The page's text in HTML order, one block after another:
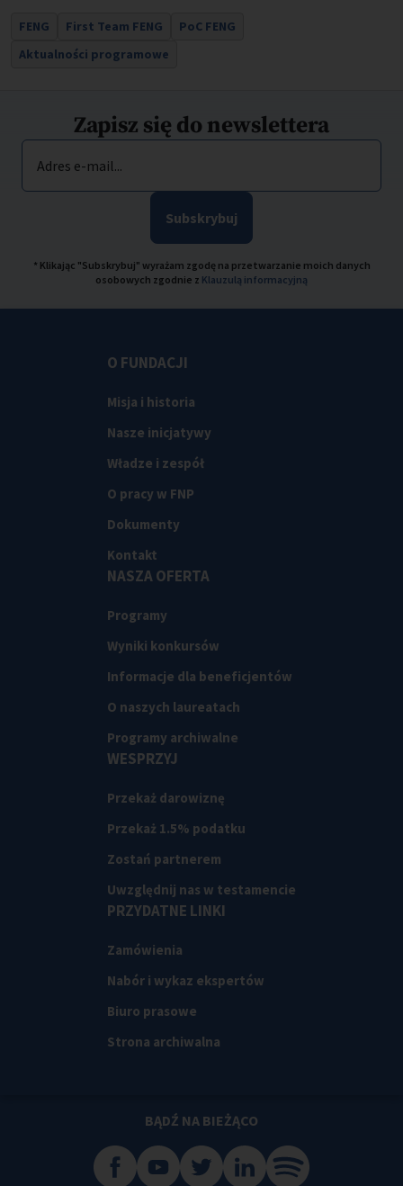
FENG First Team FENG
PoC FENG
Aktualności programowe
Zapisz się do newslettera
Adres e-mail...
Subskrybuj
* Klikając "Subskrybuj" wyrażam zgodę na przetwarzanie moich danych
osobowych zgodnie z Klauzulą informacyjną
O FUNDACJI
Misja i historia
Nasze inicjatywy
Władze i zespół
O pracy w FNP
Dokumenty
Kontakt
NASZA OFERTA
Programy
Wyniki konkursów
Informacje dla beneficjentów
O naszych laureatach
Programy archiwalne
WESPRZYJ
Przekaż darowiznę
Przekaż 1.5% podatku
Zostań partnerem
Uwzględnij nas w testamencie
PRZYDATNE LINKI
Zamówienia
Nabór i wykaz ekspertów
Biuro prasowe
Strona archiwalna
BĄDŹ NA BIEŻĄCO